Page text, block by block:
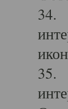
34.
35.